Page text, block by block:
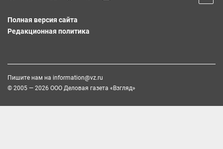
Полная версия сайта
Редакционная политика
Пишите нам на information@vz.ru
© 2005 — 2026 ООО Деловая газета «Взгляд»